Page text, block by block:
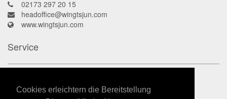
Cookies erleichtern die Bereitstellung
02173 297 20 15
headoffice@wingtsjun.com
www.wingtsjun.com
Service
Datenschutz